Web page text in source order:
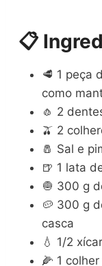
📋
🥩 1 peça
como
🧄 2
🫒 2
🧂 Sal e
🍺 1 lata
🧅 300 g
🥔 300 g
casca
💧 1/2
🌽 1